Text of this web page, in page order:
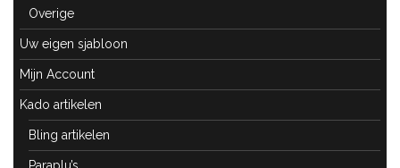
Overige
Uw eigen sjabloon
Mijn Account
Kado artikelen
Bling artikelen